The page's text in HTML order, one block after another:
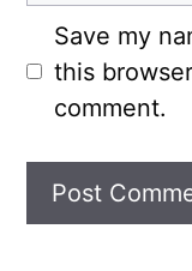
Save my
this
comment.